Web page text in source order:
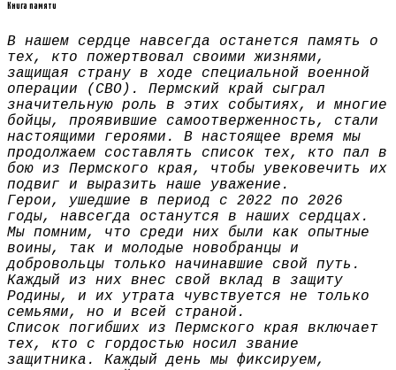
Книга памяти
В нашем сердце навсегда останется память о
тех, кто пожертвовал своими жизнями,
защищая страну в ходе специальной военной
операции (СВО). Пермский край сыграл
значительную роль в этих событиях, и многие
бойцы, проявившие самоотверженность, стали
настоящими героями. В настоящее время мы
продолжаем составлять список тех, кто пал в
бою из Пермского края, чтобы увековечить их
подвиг и выразить наше уважение.
Герои, ушедшие в период с 2022 по 2026
годы, навсегда останутся в наших сердцах.
Мы помним, что среди них были как опытные
воины, так и молодые новобранцы и
добровольцы только начинавшие свой путь.
Каждый из них внес свой вклад в защиту
Родины, и их утрата чувствуется не только
семьями, но и всей страной.
Список погибших из Пермского края включает
тех, кто с гордостью носил звание
защитника. Каждый день мы фиксируем,